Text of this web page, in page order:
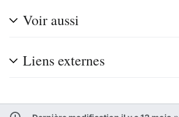
Voir aussi
Liens externes